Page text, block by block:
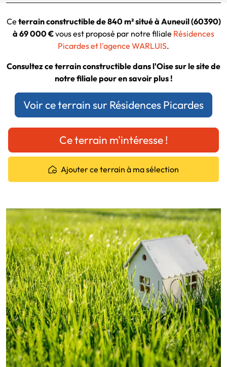
Ce terrain constructible de 840 m² situé à Auneuil (60390)
à 69 000 €vous est proposé par notre filiale Résidences
Picardes et l'agence WARLUIS.
Consultez ce terrain constructible dans l'Oise sur le site de
notre filiale pour en savoir plus !
Voir ce terrain sur Résidences Picardes
Ce terrain m'intéresse !
Ajouter ce terrain à ma sélection